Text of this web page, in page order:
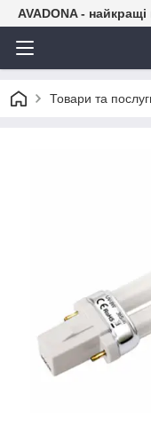
AVADONA -
Товари та